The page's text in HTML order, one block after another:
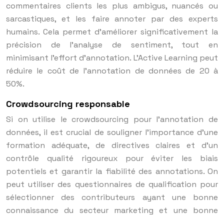
commentaires clients les plus ambigus, nuancés ou
sarcastiques, et les faire annoter par des experts
humains. Cela permet d’améliorer significativement la
précision de l’analyse de sentiment, tout en
minimisant l’effort d’annotation. L’Active Learning peut
réduire le coût de l’annotation de données de 20 à
50%.
Crowdsourcing responsable
Si on utilise le crowdsourcing pour l’annotation de
données, il est crucial de souligner l’importance d’une
formation adéquate, de directives claires et d’un
contrôle qualité rigoureux pour éviter les biais
potentiels et garantir la fiabilité des annotations. On
peut utiliser des questionnaires de qualification pour
sélectionner des contributeurs ayant une bonne
connaissance du secteur marketing et une bonne